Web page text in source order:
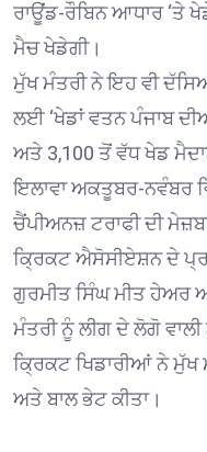
ਰਾਊਂਡ-ਰੌਬਿਨ ਆਧਾਰ ‘ਤੇ
ਮੈਚ ਖੇਡੇਗੀ।
ਮੁੱਖ ਮੰਤਰੀ ਨੇ ਇਹ ਵੀ
ਲਈ ‘ਖੇਡਾਂ ਵਤਨ ਪੰਜਾਬ
ਅਤੇ 3,100 ਤੋਂ ਵੱਧ ਖੇਡ
ਇਲਾਵਾ ਅਕਤੂਬਰ-ਨਵੰਬਰ
ਚੈਂਪੀਅਨਜ਼ ਟਰਾਫੀ ਦੀ
ਕ੍ਰਿਕਟ ਐਸੋਸੀਏਸ਼ਨ ਦੇ
ਗੁਰਮੀਤ ਸਿੰਘ ਮੀਤ ਹੇਅਰ
ਮੰਤਰੀ ਨੂੰ ਲੀਗ ਦੇ ਲੋਗੋ ਵਾਲੀ
ਕ੍ਰਿਕਟ ਖਿਡਾਰੀਆਂ ਨੇ ਮੁੱਖ
ਅਤੇ ਬਾਲ ਭੇਟ ਕੀਤਾ।